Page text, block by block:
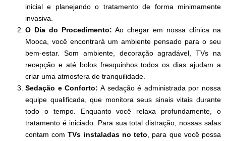
inicial e planejando o tratamento de forma minimamente
invasiva.
O Dia do Procedimento: Ao chegar em nossa clínica na
Mooca, você encontrará um ambiente pensado para o seu
bem-estar. Som ambiente, decoração agradável, TVs na
recepção e até bolos fresquinhos todos os dias ajudam a
criar uma atmosfera de tranquilidade.
Sedação e Conforto: A sedação é administrada por nossa
equipe qualificada, que monitora seus sinais vitais durante
todo o tempo. Enquanto você relaxa profundamente, o
tratamento é iniciado. Para sua total distração, nossas salas
contam comTVs instaladas no teto , para que você possa